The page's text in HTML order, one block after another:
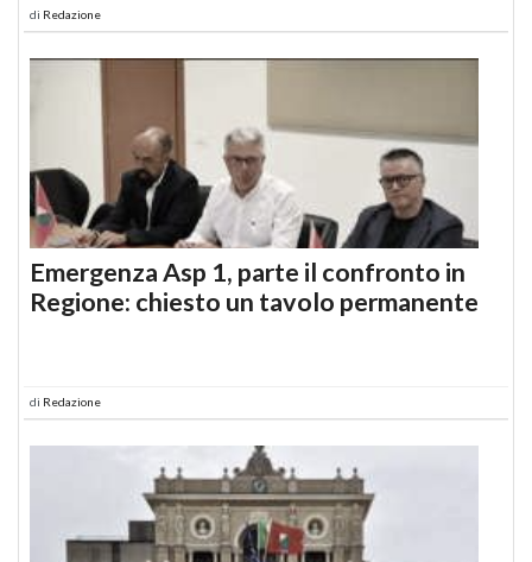
di Redazione
Emergenza Asp 1, parte il confronto in
Regione: chiesto un tavolo permanente
di Redazione